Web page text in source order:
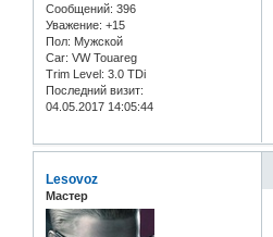
Сообщений: 396
Уважение: +15
Пол: Мужской
Car: VW Touareg
Trim Level: 3.0 TDi
Последний визит:
04.05.2017 14:05:44
Lesovoz
Мастер